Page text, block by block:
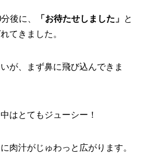
後に、 「お待たせしました」 と
てきました。
が、まず鼻に飛び込んできま
はとてもジューシー！
肉汁がじゅわっと広がります。